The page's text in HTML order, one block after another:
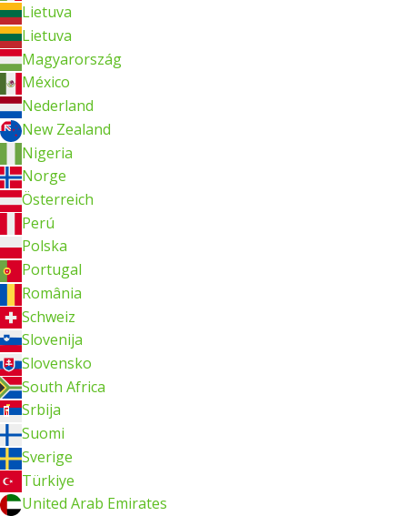
Lietuva
Lietuva
Magyarország
México
Nederland
New Zealand
Nigeria
Norge
Österreich
Perú
Polska
Portugal
România
Schweiz
Slovenija
Slovensko
South Africa
Srbija
Suomi
Sverige
Türkiye
United Arab Emirates